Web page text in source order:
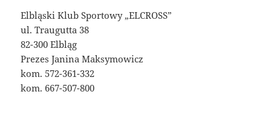
Elbląski Klub Sportowy „ELCROSS”
ul. Traugutta 38
82-300 Elbląg
Prezes Janina Maksymowicz
kom. 572-361-332
kom. 667-507-800